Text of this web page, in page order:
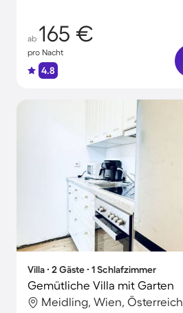
ab 165 €
pro Nacht
4.8
Villa ∙ 2 Gäste ∙ 1 Schlafzimmer
Gemütliche Villa mit Garten
Meidling, Wien, Österreich